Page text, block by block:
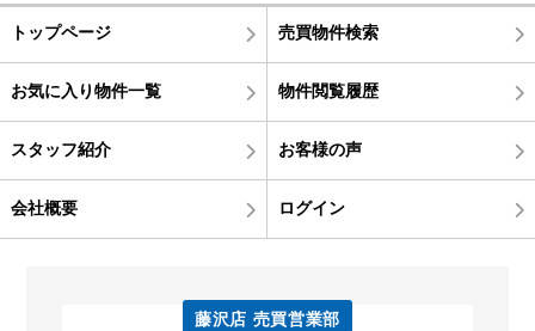
トップページ 売買物件検索
お気に入り物件一覧 物件閲覧履歴
スタッフ紹介 お客様の声
会社概要 ログイン
藤沢店 売買営業部